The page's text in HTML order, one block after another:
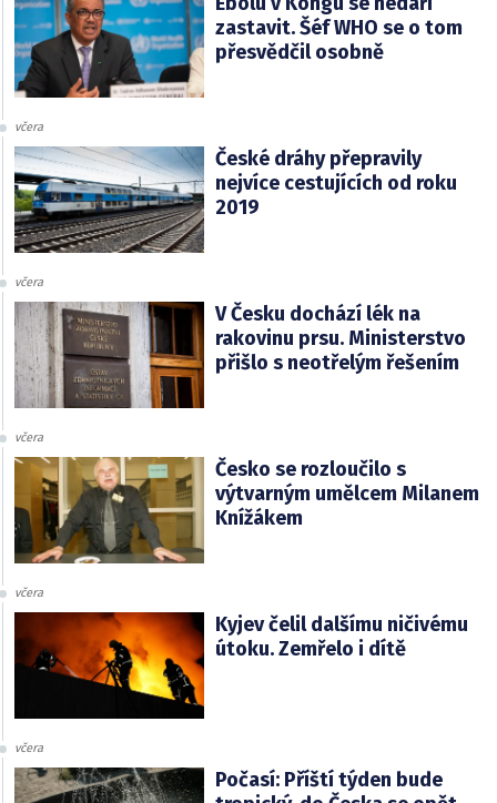
zastavit. Šéf WHO se o tom
přesvědčil osobně
včera
České dráhy přepravily
nejvíce cestujících od roku
2019
včera
V Česku dochází lék na
rakovinu prsu. Ministerstvo
přišlo s neotřelým řešením
včera
Česko se rozloučilo s
výtvarným umělcem Milanem
Knížákem
včera
Kyjev čelil dalšímu ničivému
útoku. Zemřelo i dítě
včera
Počasí: Příští týden bude